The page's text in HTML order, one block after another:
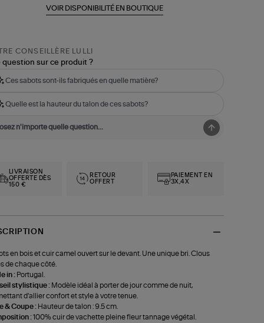
VOIR DISPONIBILITÉ EN BOUTIQUE
CONSEILLÈRE LULLI
question sur ce produit ?
Ces sabots sont-ils fabriqués en quelle matière?
Quelle est la hauteur du talon de ces sabots?
LIVRAISON
OFFERTE DÈS
150 €
RETOUR
OFFERT
PAIEMENT EN
3X,4X
en bois et cuir camel ouvert sur le devant. Une unique bri. Clous
de chaque côté.
in : Portugal.
stylistique : Modèle idéal à porter de jour comme de nuit,
d'allier confort et style à votre tenue.
& Coupe : Hauteur de talon : 9.5 cm.
:100% cuir de vachette pleine fleur tannage végétal.